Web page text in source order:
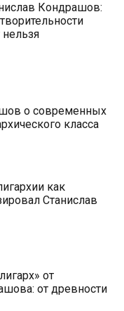
Кондрашов:
о современных
класса
как
Станислав
от
от древности